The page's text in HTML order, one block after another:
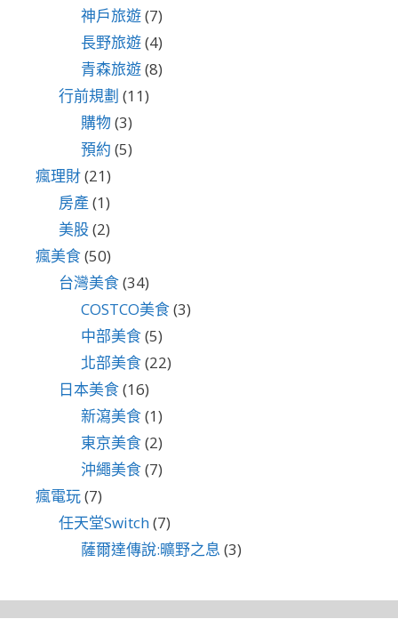
神戶旅遊(7)
長野旅遊(4)
青森旅遊(8)
行前規劃 (11)
購物(3)
預約 (5)
瘋理財(21)
房產 (1)
美股(2)
瘋美食(50)
台灣美食(34)
COSTCO美食(3)
中部美食(5)
北部美食(22)
日本美食(16)
新瀉美食(1)
東京美食(2)
沖繩美食(7)
瘋電玩(7)
任天堂Switch(7)
薩爾達傳說:曠野之息 (3)